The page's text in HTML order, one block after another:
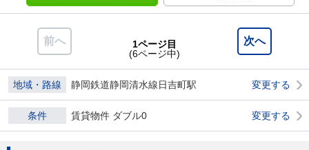
前へ 次へ
1ページ目
(6ページ中)
地域・路線 静岡鉄道静岡清水線日吉町駅 変更する
条件 賃貸物件 ダブル0 変更する